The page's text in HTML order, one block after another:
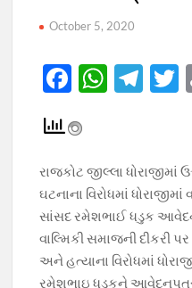
October 5, 2020
F
e
b
o
o
k
W
s
A
p
p
T
gr
a
m
રાજકોટ જીલ્લા ધોરાજીમાં
ઘટનાના વિરોધમાં
સાંસદ રમેશભાઈ ધડુક
વાલ્મિકી સમાજની દીકરી
અને હત્યાના વિરોધમાં
રમેશભાઇ ધડુકને